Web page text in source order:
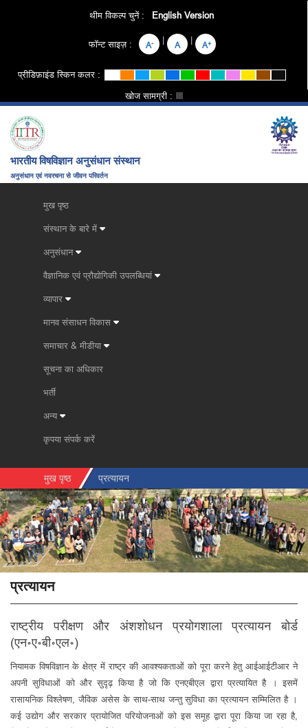
थीम विकल्प चुनें : English Version
फॉन्ट साइज़ : A- | A | A+
प्रीडिफ़ाइंड स्किन कलर :
खोज सामग्री :
भारतीय विषविज्ञान अनुसंधान संस्थान
अनुसंधान एवं नवरचना से जीवन परिवर्तन
मुख पृष्ठ
संस्थान के बारे में
अनुसंधान
वैज्ञानिक एवं प्रौद्योगिकी उपलब्धियां
व्यापार
मानव संसाधन विकास
समाचार & मीडीया
सूचना का अधिकार
भर्ती
अन्य
कृपया संपर्क करें
मुख पृष्ठ प्रत्‍यायन
प्रत्‍यायन
राष्ट्रीय परीक्षण और अंशशोधन प्रयोगशाला प्रत्यायन बोर्ड
(एन॰ए॰बी॰एल॰)
नियामक विषविज्ञान के क्षेत्र में राष्ट्र की आवश्यकताओं को पूरा करने हेतु आईआईटीआर ने
अपनी सुविधाओं को और सुदृढ़ किया है जो कि एनएबीएल द्वारा प्रत्यायित है । इसमें
रासायनिक विश्लेषण, जैविक असेस के साथ-साथ जन्तु सुविधा का प्रत्यायन सम्मिलित है ।
कई उद्योग और सरकार प्रायोजित परियोजनाओं को इस समूह द्वारा पूरा किया जा रहा है,